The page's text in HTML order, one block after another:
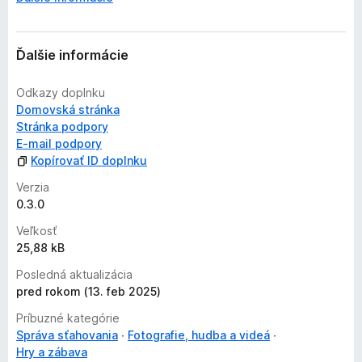
o
t
e
ý
Ďalšie informácie
Odkazy doplnku
Domovská stránka
Stránka podpory
E‑mail podpory
Kopírovať ID doplnku
Verzia
0.3.0
Veľkosť
25,88 kB
Posledná aktualizácia
pred rokom (13. feb 2025)
Príbuzné kategórie
Správa sťahovania
Fotografie, hudba a videá
Hry a zábava